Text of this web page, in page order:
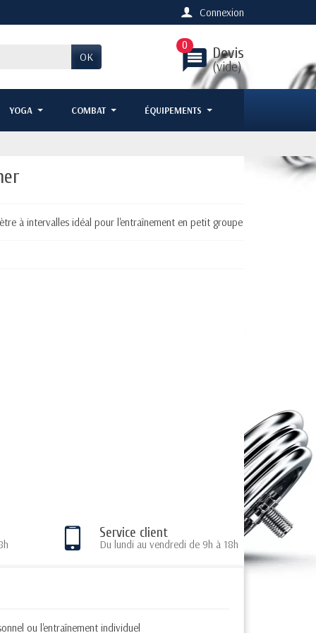
Connexion
OK message Devis
(vide)
0
YOGA COMBAT ÉQUIPEMENTS
à intervalles idéal pour l'entraînement en petit groupe
Service client
Du lundi au vendredi de 9h à 18h
ou l'entraînement individuel